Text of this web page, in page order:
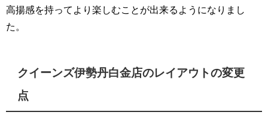
高揚感を持ってより楽しむことが出来るようになりまし
た。
クイーンズ伊勢丹白金店のレイアウトの変更
点